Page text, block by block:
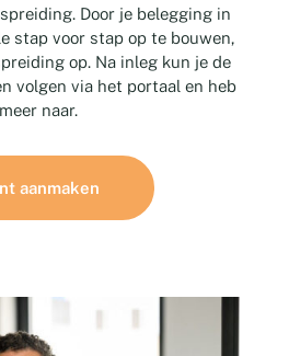
Door je belegging in
stap voor stap op te bouwen,
op. Na inleg kun je de
volgen via het portaal en heb
naar.
aanmaken